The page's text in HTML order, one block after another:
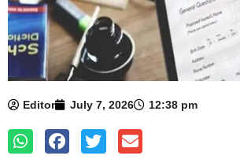
Editor July 7, 2026 12:38 pm